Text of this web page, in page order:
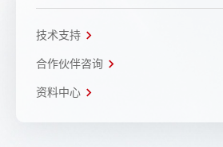
技术支持
合作伙伴咨询
资料中心